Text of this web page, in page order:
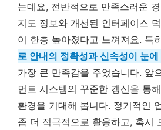
는데요, 전반적으로 만족스러운
지도 정보와 개선된 인터페이스
이 한층 높아졌다고 느껴져요. 특
로 안내의 정확성과 신속성이 눈
가장 큰 만족감을 주었습니다. 앞
먼트 시스템의 꾸준한 갱신을 통
환경을 기대해 봅니다. 정기적인
좀 더 적극적으로 활용하고, 혹시